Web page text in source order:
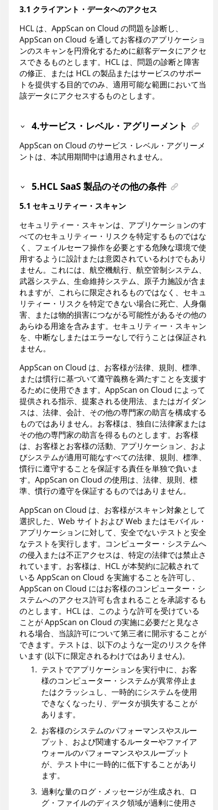
3.1 クライアント・データへのアクセス
HCL は、AppScan on Cloud の問題を診断し、
AppScan on Cloud を通してお客様のアプリケーショ
ンのスキャンを円滑化するために顧客データにアクセ
スできるものとします。HCL は、問題の診断と障害
の修正、または HCL の製品またはサービスのサポー
トを提供する目的でのみ、適用可能な範囲において当
該データにアクセスするものとします。
4.サービス・レベル・アグリーメント
AppScan on Cloud のサービス・レベル・アグリーメ
ントは、本試用期間中は適用されません。
5.HCL SaaS 製品のその他の条件
5.1 セキュリティー・スキャン
セキュリティー・スキャンは、アプリケーションのす
べてのセキュリティー・リスクを特定するものではな
く、フェイルセーフ操作を必要とする危険な環境で使
用するように設計または意図されているわけでもあり
ません。これには、航空機航行、航空管制システム、
武器システム、生命維持システム、原子力施設が含ま
れますが、これらに限定されるものではなく、セキュ
リティー・リスクを特定できない場合に死亡、人身傷
害、または物的損害につながる可能性があるその他の
あらゆる用途を含みます。セキュリティー・スキャン
を、中断なしまたはエラーなしで行うことは保証され
ません。
AppScan on Cloud は、お客様が法律、規則、標準、
または慣行に基づいて遵守義務を満たすことを支援す
るために使用できます。AppScan on Cloud によって
提供される指示、提案される使用法、またはガイダン
スは、法律、会計、その他の専門家の助言を構成する
ものではありません。お客様は、独自に法律家または
その他の専門家の助言を得るものとします。お客様
は、お客様とお客様の活動、アプリケーション、およ
びシステムが適用可能なすべての法律、規則、標準、
慣行に遵守することを保証する責任を単独で負いま
す。AppScan on Cloud の使用は、法律、規則、標
準、慣行の遵守を保証するものではありません。
AppScan on Cloud は、お客様がスキャン対象として
選択した、Web サイトおよび Web またはモバイル・
アプリケーションに対して、安全でないテストと安全
なテストを実行します。コンピューター・システムへ
の侵入または不正アクセスは、特定の法律では禁止さ
れています。お客様は、HCL が本契約に記載されて
いる AppScan on Cloud を実施することを許可し、
AppScan on Cloud にはお客様のコンピューター・シ
ステムへのアクセス許可も含まれることを承認するも
のとします。HCL は、このような許可を受けている
ことが AppScan on Cloud の実施に必要だと見なさ
れる場合、当該許可について第三者に開示することが
できます。テストは、以下のような一定のリスクを伴
います (以下に限定されるわけではありません)。
テストでアプリケーションを実行中に、お客
様のコンピューター・システムが異常停止ま
たはクラッシュし、一時的にシステムを使用
できなくなったり、データが損失することが
あります。
お客様のシステムのパフォーマンスやスルー
プット、および関連するルーターやファイア
ウォールのパフォーマンスやスループット
が、テスト中に一時的に低下することがあり
ます。
過剰な量のログ・メッセージが生成され、ロ
グ・ファイルのディスク領域が過剰に使用さ